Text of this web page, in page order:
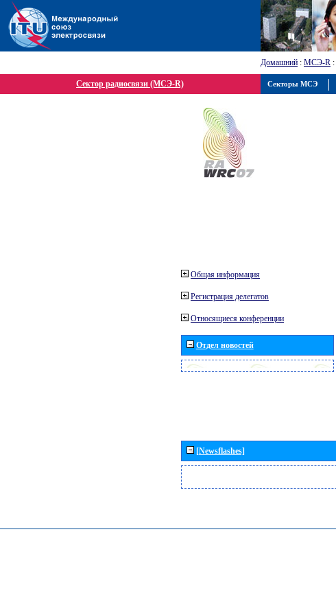
Домашний : МСЭ-R :
Сектор радиосвязи (МСЭ-R)
Общая информация
Регистрация делегатов
Относящиеся конференции
Отдел новостей
[Newsflashes]
Секторы МСЭ